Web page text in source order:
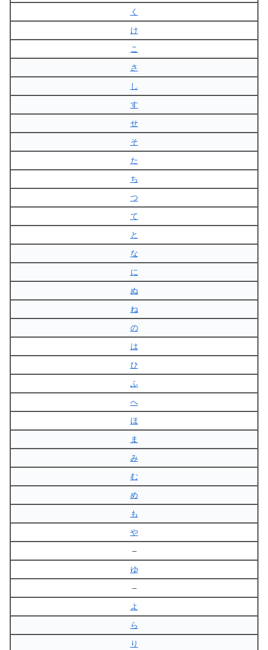
く
け
こ
さ
し
す
せ
そ
た
ち
つ
て
と
な
に
ぬ
ね
の
は
ひ
ふ
へ
ほ
ま
み
む
め
も
や
–
ゆ
–
よ
ら
り